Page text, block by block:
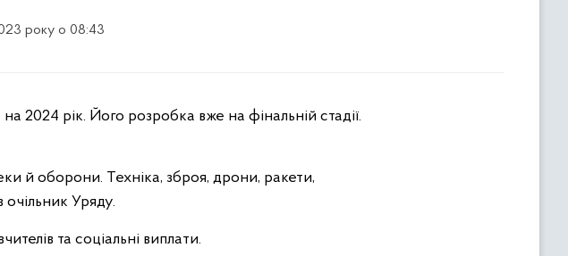
року о 08:43
й оборони. Техніка, зброя, дрони, ракети,
Уряду.
та соціальні виплати.